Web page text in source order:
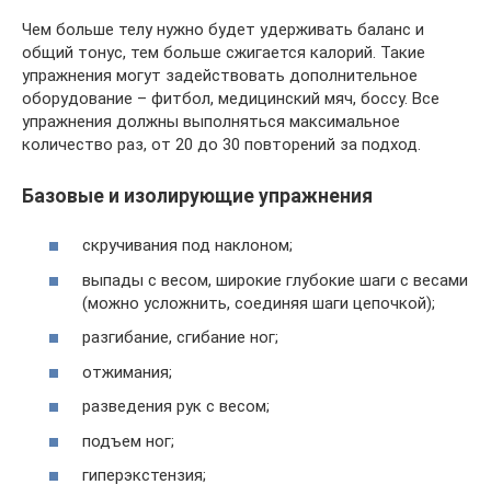
Чем больше телу нужно будет удерживать баланс и
общий тонус, тем больше сжигается калорий. Такие
упражнения могут задействовать дополнительное
оборудование – фитбол, медицинский мяч, боссу. Все
упражнения должны выполняться максимальное
количество раз, от 20 до 30 повторений за подход.
Базовые и изолирующие упражнения
скручивания под наклоном;
выпады с весом, широкие глубокие шаги с весами
(можно усложнить, соединяя шаги цепочкой);
разгибание, сгибание ног;
отжимания;
разведения рук с весом;
подъем ног;
гиперэкстензия;